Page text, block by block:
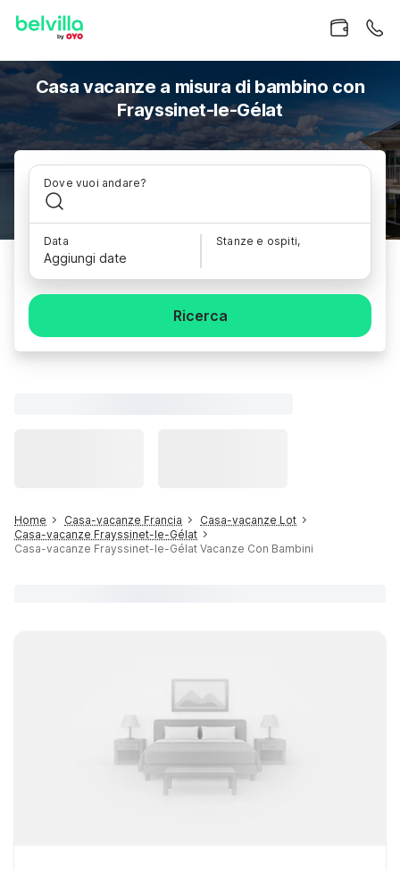
Casa vacanze a misura di bambino con
Frayssinet-le-Gélat
Dove vuoi andare?
Data
Aggiungi date
Stanze e ospiti,
Ricerca
Home Casa-vacanze Francia
Casa-vacanze Lot
Casa-vacanze Frayssinet-le-Gélat
Casa-vacanze Frayssinet-le-Gélat Vacanze Con Bambini